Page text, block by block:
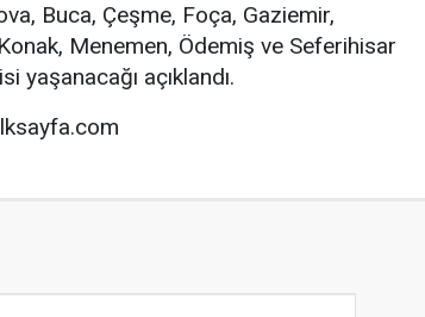
Buca, Çeşme, Foça, Gaziemir,
Menemen, Ödemiş ve Seferihisar
yaşanacağı açıklandı.